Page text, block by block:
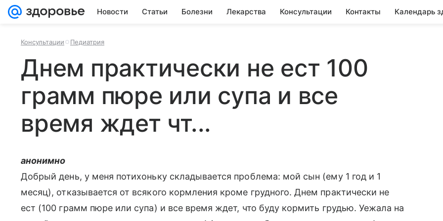
Новости Статьи Болезни Лекарства Консультации Контакты Календарь
Консультации Педиатрия
Днем практически не ест 100
грамм пюре или супа и все
время ждет чт...
анонимно
Добрый день, у меня потихоньку складывается проблема: мой сын (ему 1 год и 1
месяц), отказывается от всякого кормления кроме грудного. Днем практически не
ест (100 грамм пюре или супа) и все время ждет, что буду кормить грудью. Уежала на